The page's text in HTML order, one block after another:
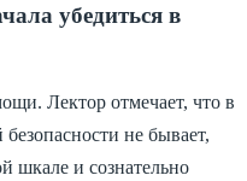
убедиться в
Лектор отмечает, что в
не бывает,
шкале и сознательно